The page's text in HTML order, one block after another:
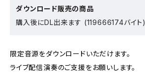
ダウンロード販売の商品
購入後にDL出来ます (119666174バイト)
限定音源をダウンロードいただけます。
ライブ配信演奏のご支援をお願いします。